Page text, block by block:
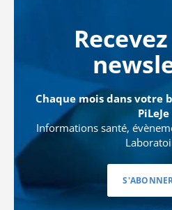
Chaque mois dans votre
PiLeJe
Informations santé,